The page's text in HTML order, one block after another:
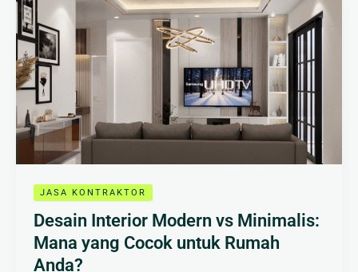
JASA KONTRAKTOR
Desain Interior Modern vs Minimalis:
Mana yang Cocok untuk Rumah
Anda?
Interior
Modern
vs
Minimalis:
Mana
yang
Cocok
untuk
Rumah
Anda?